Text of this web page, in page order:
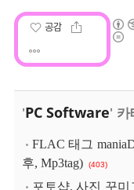
공감
'PC Software' 카
FLAC 태그
후, Mp3tag)
(403)
포토샵, 사진 꾸미